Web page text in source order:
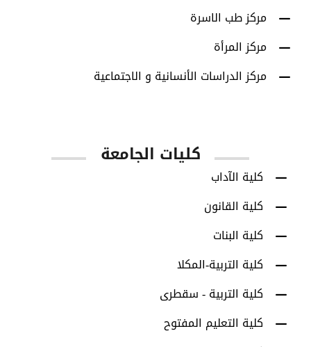
مركز طب الاسرة
مركز المرأة
مركز الدراسات الأنسانية و الاجتماعية
كليات الجامعة
كلية الآداب
كلية القانون
كلية البنات
كلية التربية-المكلا
كلية التربية - سقطرى
كلية التعليم المفتوح